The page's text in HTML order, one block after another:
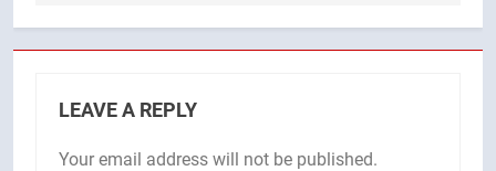
LEAVE A REPLY
Your email address will not be published.